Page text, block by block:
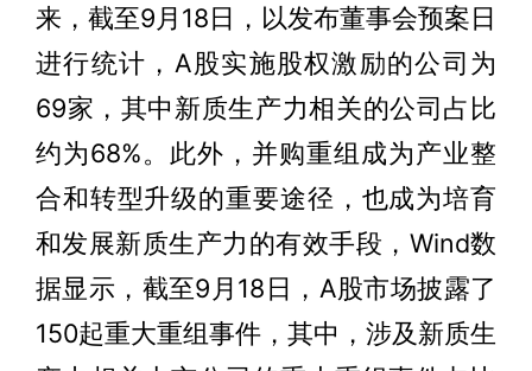
来，截至9月18日，以发布董事会预案日
进行统计，A股实施股权激励的公司为
69家，其中新质生产力相关的公司占比
约为68%。此外，并购重组成为产业整
合和转型升级的重要途径，也成为培育
和发展新质生产力的有效手段，Wind数
据显示，截至9月18日，A股市场披露了
150起重大重组事件，其中，涉及新质生